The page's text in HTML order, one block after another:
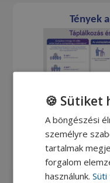
Tények
🍪 Sütiket
A böngészési
személyre
tartalmak
forgalom
használunk.